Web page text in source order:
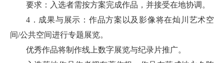
要求：入选者需按方案完成作品，并接受在地协调。
4．成果与展示：作品方案以及影像将在灿川艺术空
间/公共空间进行专题展览。
优秀作品将制作线上数字展览与纪录片推广。